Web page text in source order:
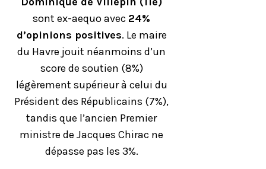
sont ex-aequo avec 24%
d’opinions positives. Le maire
du Havre jouit néanmoins d’un
score de soutien (8%)
légèrement supérieur à celui du
Président des Républicains (7%),
tandis que l’ancien Premier
ministre de Jacques Chirac ne
dépasse pas les 3%.